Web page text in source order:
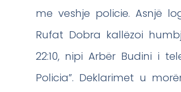
me veshje policie. Asnjë
Rufat Dobra kallëzoi
22:10, nipi Arbër Budini i
Policia”. Deklarimet u